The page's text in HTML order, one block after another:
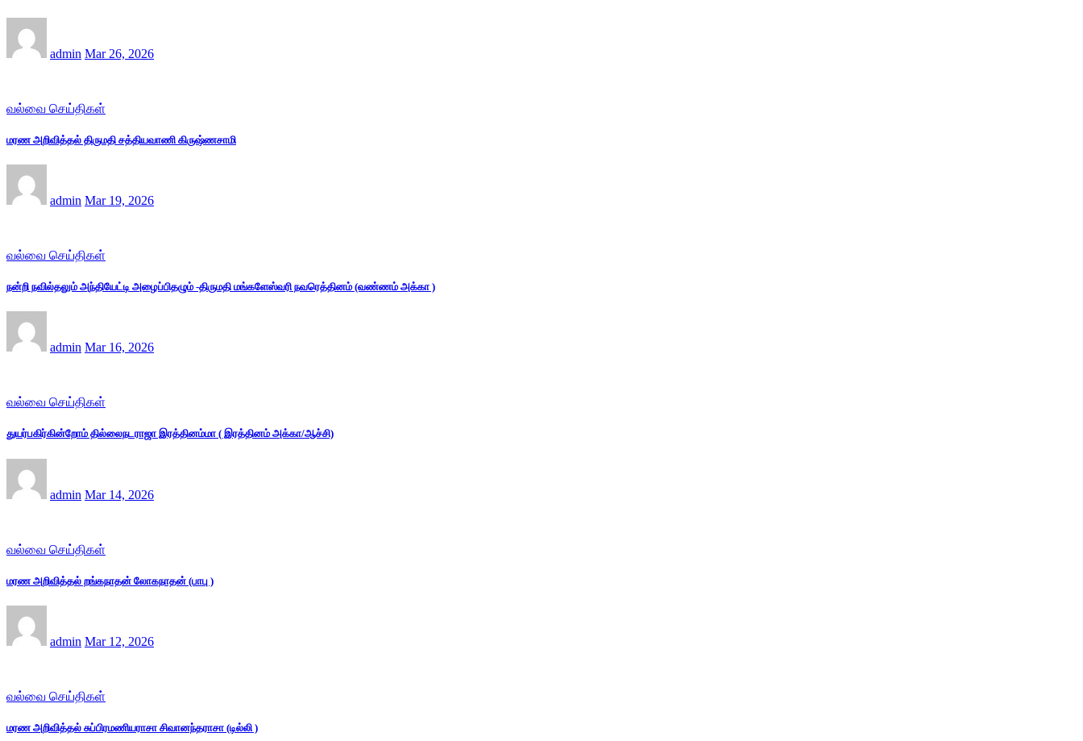
admin Mar 26, 2026
வல்வை செய்திகள்
மரண அறிவித்தல் திருமதி சத்தியவாணி கிருஷ்ணசாமி
admin Mar 19, 2026
வல்வை செய்திகள்
நன்றி நவில்தலும் அந்தியேட்டி அழைப்பிதழும் -திருமதி மங்களேஸ்வரி நவரெத்தினம் (வண்ணம் அக்கா )
admin Mar 16, 2026
வல்வை செய்திகள்
துயர்பகிர்கின்றோம் தில்லைநடராஜா இரத்தினம்மா ( இரத்தினம் அக்கா/ஆச்சி)
admin Mar 14, 2026
வல்வை செய்திகள்
மரண அறிவித்தல் றங்கநாதன் லோகநாதன் (பாபு )
admin Mar 12, 2026
வல்வை செய்திகள்
மரண அறிவித்தல் சுப்பிரமணியராசா சிவானந்தராசா (டில்லி )